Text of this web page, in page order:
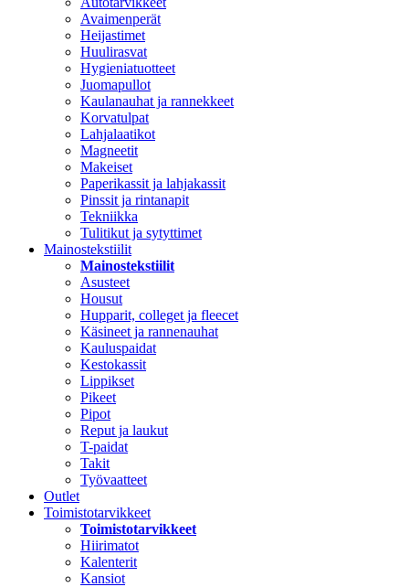
Avaimenperät
Heijastimet
Huulirasvat
Hygieniatuotteet
Juomapullot
Kaulanauhat ja rannekkeet
Korvatulpat
Lahjalaatikot
Magneetit
Makeiset
Paperikassit ja lahjakassit
Pinssit ja rintanapit
Tekniikka
Tulitikut ja sytyttimet
Mainostekstiilit
Mainostekstiilit
Asusteet
Housut
Hupparit, colleget ja fleecet
Käsineet ja rannenauhat
Kauluspaidat
Kestokassit
Lippikset
Pikeet
Pipot
Reput ja laukut
T-paidat
Takit
Työvaatteet
Outlet
Toimistotarvikkeet
Toimistotarvikkeet
Hiirimatot
Kalenterit
Kansiot